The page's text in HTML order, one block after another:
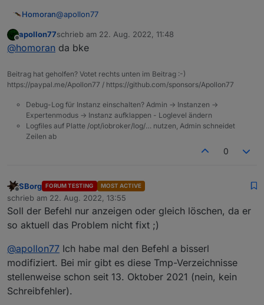
Homoran@apollon77
https://forum.iobroker.net/post/845727
Offline
apollon77schrieb am 22. Aug. 2022, 11:48
zuletzt editiert von
@homoran da bke
Beitrag hat geholfen? Votet rechts unten im Beitrag :-)
https://paypal.me/Apollon77 / https://github.com/sponsors/Apollon77
Debug-Log für Instanz einschalten? Admin -> Instanzen ->
Expertenmodus -> Instanz aufklappen - Loglevel ändern
Logfiles auf Platte /opt/iobroker/log/… nutzen, Admin schneidet
Zeilen ab
0
Offline
SBorg FORUM TESTING MOST ACTIVE
schrieb am 22. Aug. 2022, 13:55
zuletzt editiert von
Soll der Befehl nur anzeigen oder gleich löschen, da er
so aktuell das Problem nicht fixt ;)
@apollon77 Ich habe mal den Befehl a bisserl
modifiziert. Bei mir gibt es diese Tmp-Verzeichnisse
stellenweise schon seit 13. Oktober 2021 (nein, kein
Schreibfehler).